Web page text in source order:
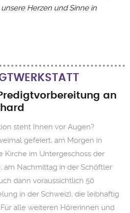
Herzen und Sinne in
an
steht Ihnen vor Augen?
gefeiert, am Morgen in
Kirche im Untergeschoss der
am Nachmittag in der Schöftler
dann voraussichtlich 50
in der Schweiz), die leibhaftig
alle weiteren Hörerinnen und